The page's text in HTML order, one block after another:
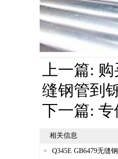
上一篇:
缝钢管到
下一篇: 专
相关信息
Q345E GB6479无缝